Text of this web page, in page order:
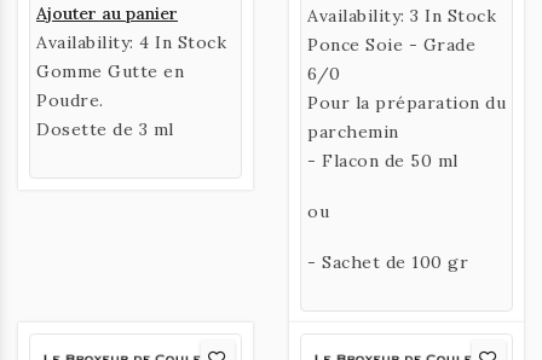
Ajouter au panier
Availability: 4 In Stock
Gomme Gutte en
Poudre.
Dosette de 3 ml
Availability: 3 In Stock
Ponce Soie - Grade
6/0
Pour la préparation du
parchemin
- Flacon de 50 ml
ou
- Sachet de 100 gr